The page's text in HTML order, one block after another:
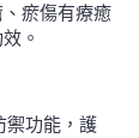
瘀傷有療癒
。
禦功能，護